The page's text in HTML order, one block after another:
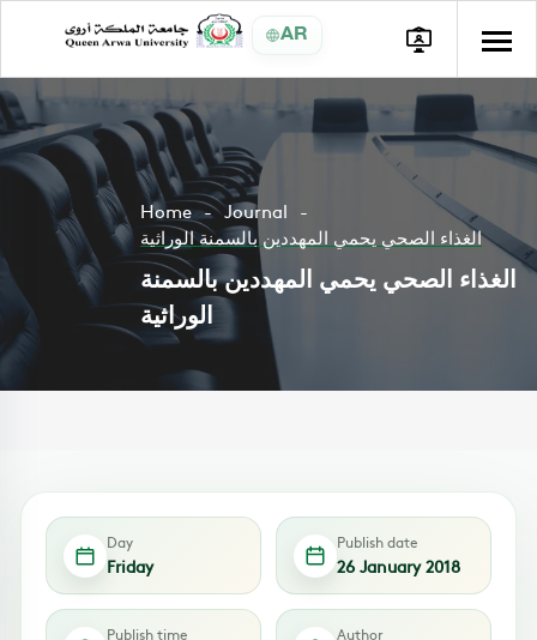
AR
Home
Journal
الغذاء الصحي يحمي المهددين بالسمنة الوراثية
الغذاء الصحي يحمي المهددين بالسمنة
الوراثية
Day
Friday
Publish date
26 January 2018
Publish time Author